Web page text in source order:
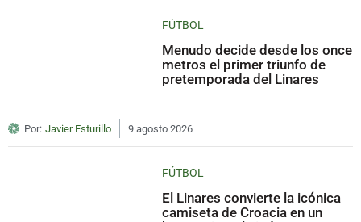
FÚTBOL
Menudo decide desde los once
metros el primer triunfo de
pretemporada del Linares
Por: Javier Esturillo 9 agosto 2026
FÚTBOL
El Linares convierte la icónica
camiseta de Croacia en un